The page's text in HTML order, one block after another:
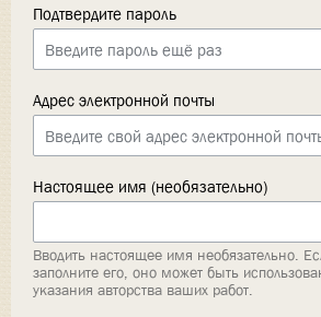
Подтвердите пароль
Адрес электронной почты
Настоящее имя (необязательно)
Вводить настоящее имя необязательно.
заполните его, оно может быть
указания авторства ваших работ.